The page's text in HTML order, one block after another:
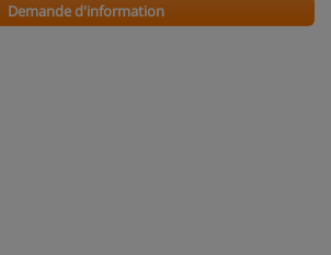
Demande d'information